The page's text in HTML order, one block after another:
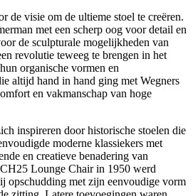
de visie om de ultieme stoel te creëren.
met een scherp oog voor detail en
de sculpturale mogelijkheden van
revolutie teweeg te brengen in het
organische vormen en
altijd hand in hand ging met Wegners
en vakmanschap van hoge
inspireren door historische stoelen die
moderne klassiekers met
en creatieve benadering van
Lounge Chair in 1950 werd
opschudding met zijn eenvoudige vorm